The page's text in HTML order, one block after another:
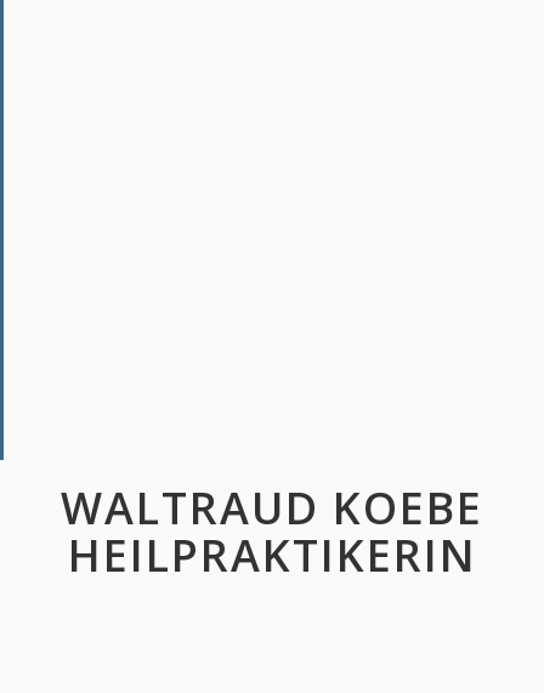
WALTRAUD KOEBE
HEILPRAKTIKERIN